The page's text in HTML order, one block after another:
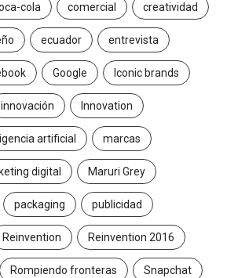
cola comercial creatividad
ecuador entrevista
Google Iconic brands
innovación Innovation
artificial marcas
digital Maruri Grey
packaging publicidad
Reinvention Reinvention 2016
Rompiendo fronteras Snapchat